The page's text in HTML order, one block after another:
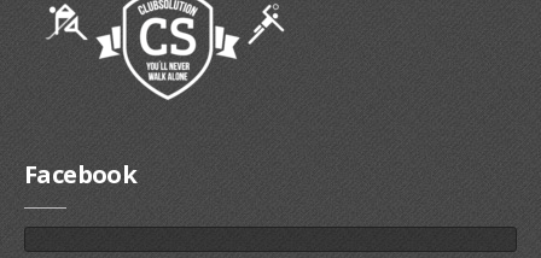
Facebook